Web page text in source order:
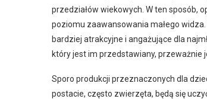
przedziałów wiekowych. W ten sposób,
poziomu zaawansowania małego
bardziej atrakcyjne i angażujące dla
który jest im przedstawiany, przeważnie
Sporo produkcji przeznaczonych dla
postacie, często zwierzęta, będą się